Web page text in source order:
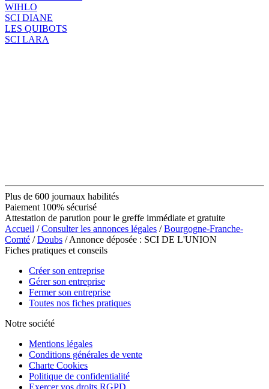
WIHLO
SCI DIANE
LES QUIBOTS
SCI LARA
Plus de 600 journaux habilités
Paiement 100% sécurisé
Attestation de parution pour le greffe immédiate et gratuite
Accueil /Consulter les annonces légales /Bourgogne-Franche-
Comté /Doubs / Annonce déposée : SCI DE L'UNION
Fiches pratiques et conseils
Créer son entreprise
Gérer son entreprise
Fermer son entreprise
Toutes nos fiches pratiques
Notre société
Mentions légales
Conditions générales de vente
Charte Cookies
Politique de confidentialité
Exercer vos droits RGPD